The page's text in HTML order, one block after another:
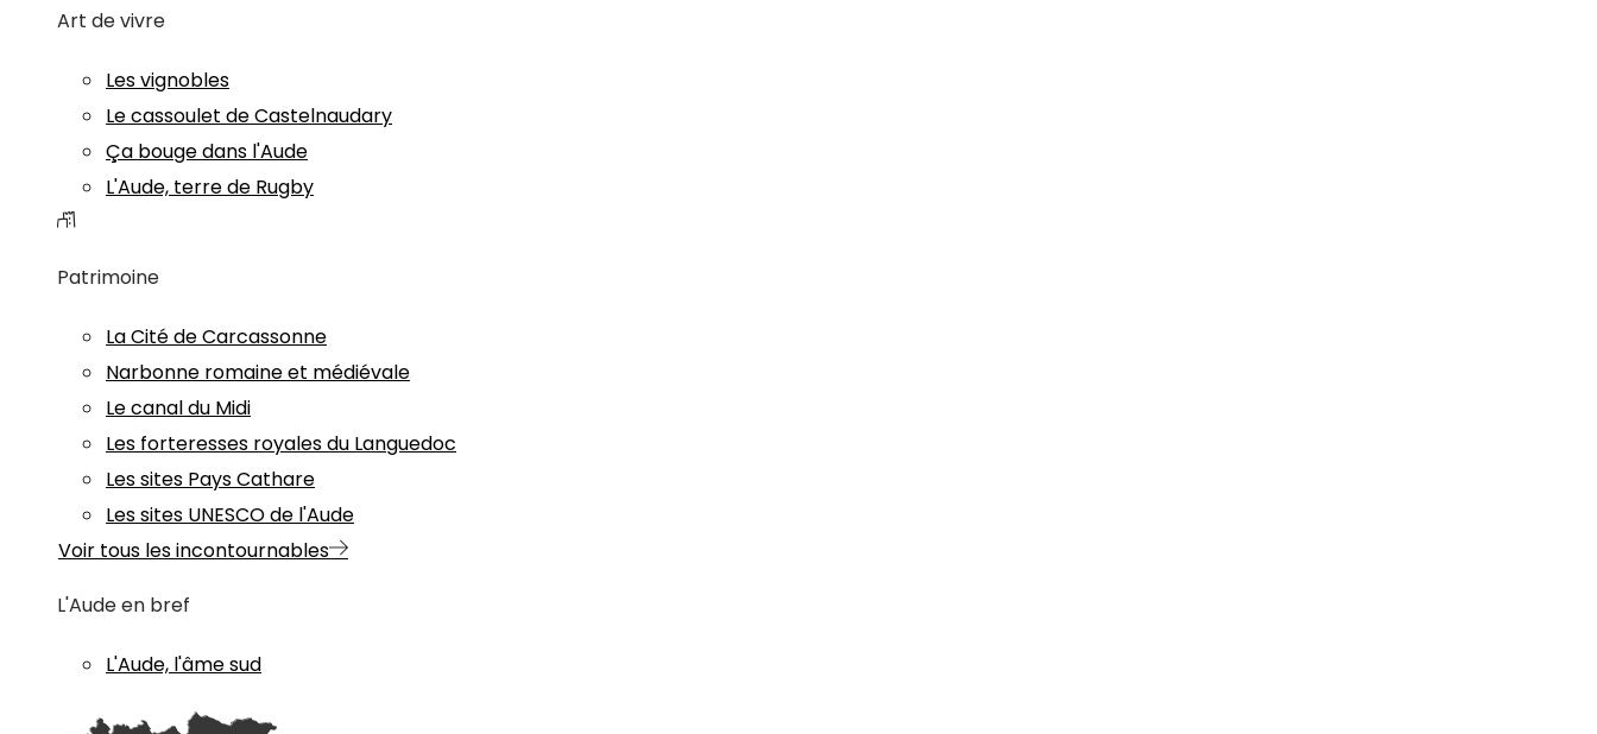
Art de vivre
Les vignobles
Le cassoulet de Castelnaudary
Ça bouge dans l'Aude
L'Aude, terre de Rugby
Patrimoine
La Cité de Carcassonne
Narbonne romaine et médiévale
Le canal du Midi
Les forteresses royales du Languedoc
Les sites Pays Cathare
Les sites UNESCO de l'Aude
Voir tous les incontournables
L'Aude en bref
L'Aude, l'âme sud